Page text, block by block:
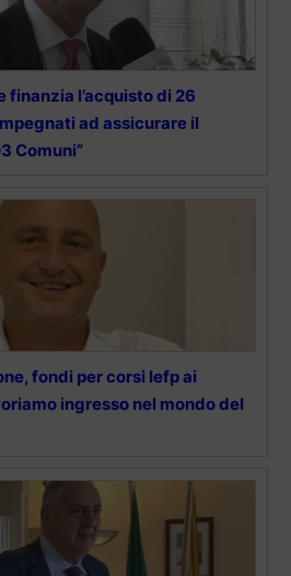
finanzia l’acquisto di 26
ad assicurare il
Comuni”
fondi per corsi Iefp ai
ingresso nel mondo del